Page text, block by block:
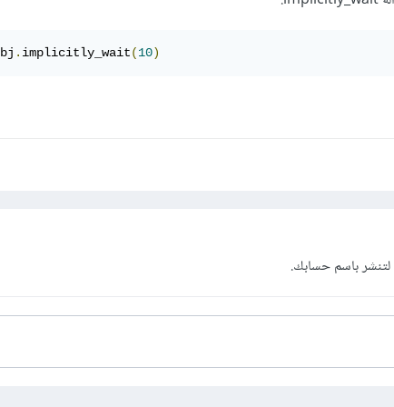
. implicitly_wait(10)
لتنشر باسم حسابك.